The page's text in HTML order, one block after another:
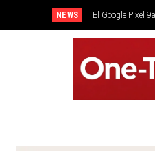
NEWS El Google Pixel